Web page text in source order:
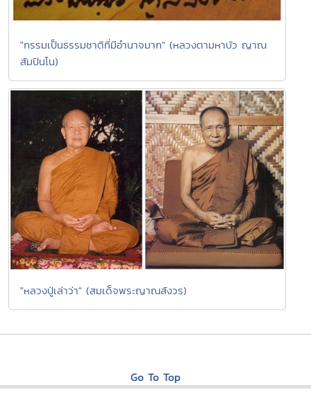
"กรรมเป็นธรรมชาติที่มีอำนาจมาก" (หลวงตามหาบัว ญาณ
สัมปันโน)
"หลวงปู่เล่าว่า" (สมเด็จพระญาณสังวร)
Go To Top